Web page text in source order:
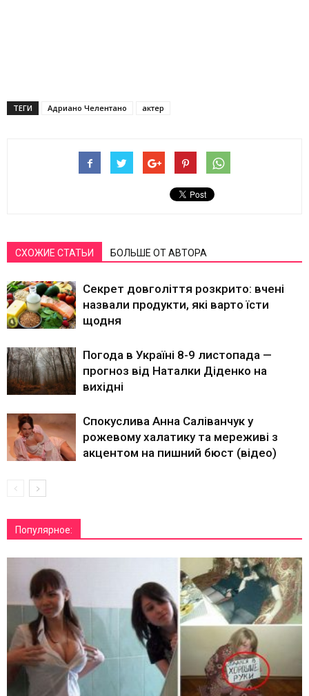
ТЕГИ Адриано Челентано актер
СХОЖИЕ СТАТЬИ БОЛЬШЕ ОТ АВТОРА
Секрет довголіття розкрито: вчені
назвали продукти, які варто їсти
щодня
Погода в Україні 8-9 листопада —
прогноз від Наталки Діденко на
вихідні
Спокуслива Анна Саліванчук у
рожевому халатику та мереживі з
акцентом на пишний бюст (відео)
Популярное: